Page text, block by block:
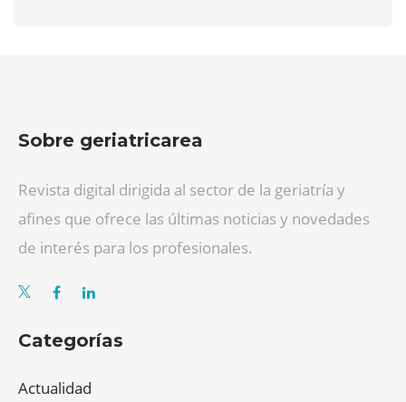
Sobre geriatricarea
Revista digital dirigida al sector de la geriatría y
afines que ofrece las últimas noticias y novedades
de interés para los profesionales.
Categorías
Actualidad